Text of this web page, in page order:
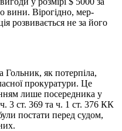
вини. Вірогідно, мер-
розвивається не за його
Гольник, як потерпіла,
прокуратури. Це
лише посередника у
3 ст. 369 та ч. 1 ст. 376 КК
постати перед судом,